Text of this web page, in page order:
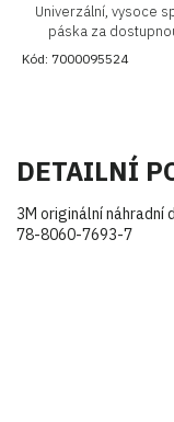
Univerzální, vysoce
páska za
Kód: 7000095524
DETAILNÍ
3M originální náhradní
78-8060-7693-7